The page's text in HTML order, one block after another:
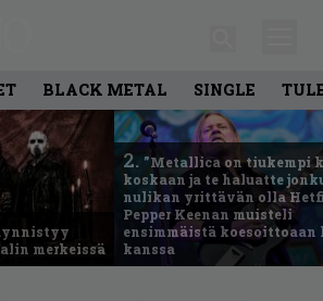
BLACK METAL SINGLE
merkeissä
2. ”Metallica on tiukempi
koskaan ja te haluatte
nulikan yrittävän olla
Pepper Keenan muisteli
ensimmäistä
kanssa